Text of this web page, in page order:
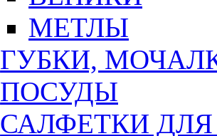
МЕТЛЫ
ГУБКИ,
ПОСУДЫ
САЛФЕТКИ